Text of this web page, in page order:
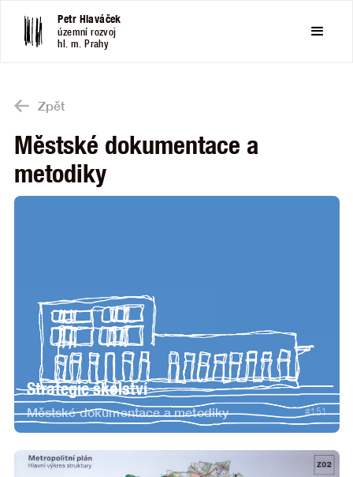
Petr Hlaváček
územní rozvoj
hl. m. Prahy
Zpět
Městské dokumentace a
metodiky
Strategie školství
Městské dokumentace a metodiky #151